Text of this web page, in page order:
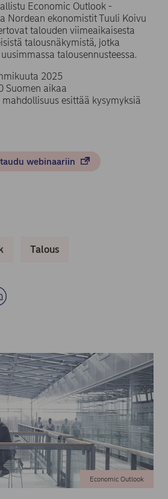
Economic Outlook -
Nordean ekonomistit Tuuli Koivu
talouden viimeaikaisesta
talousnäkymistä, jotka
talousennusteessa.
2025
Suomen aikaa
esittää kysymyksiä
webinaariin
Talous
Economic Outlook